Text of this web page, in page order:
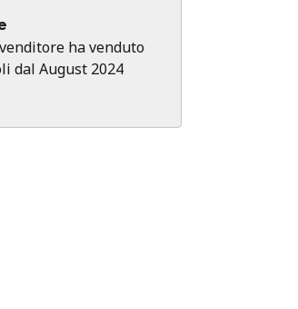
ha venduto
dal August 2024